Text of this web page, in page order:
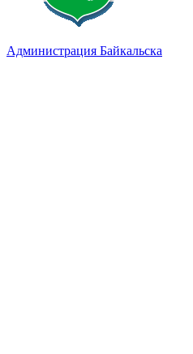
Администрация Байкальска